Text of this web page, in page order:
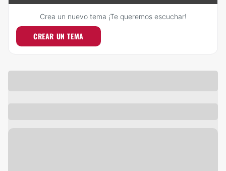
Crea un nuevo tema ¡Te queremos escuchar!
CREAR UN TEMA